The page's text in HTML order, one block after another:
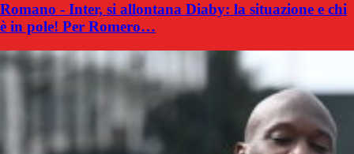
Romano - Inter, si allontana Diaby: la situazione e chi
è in pole! Per Romero…